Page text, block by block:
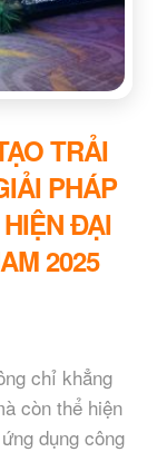
TRẢI
PHÁP
ĐẠI
2025
chỉ khẳng
còn thể hiện
dụng công